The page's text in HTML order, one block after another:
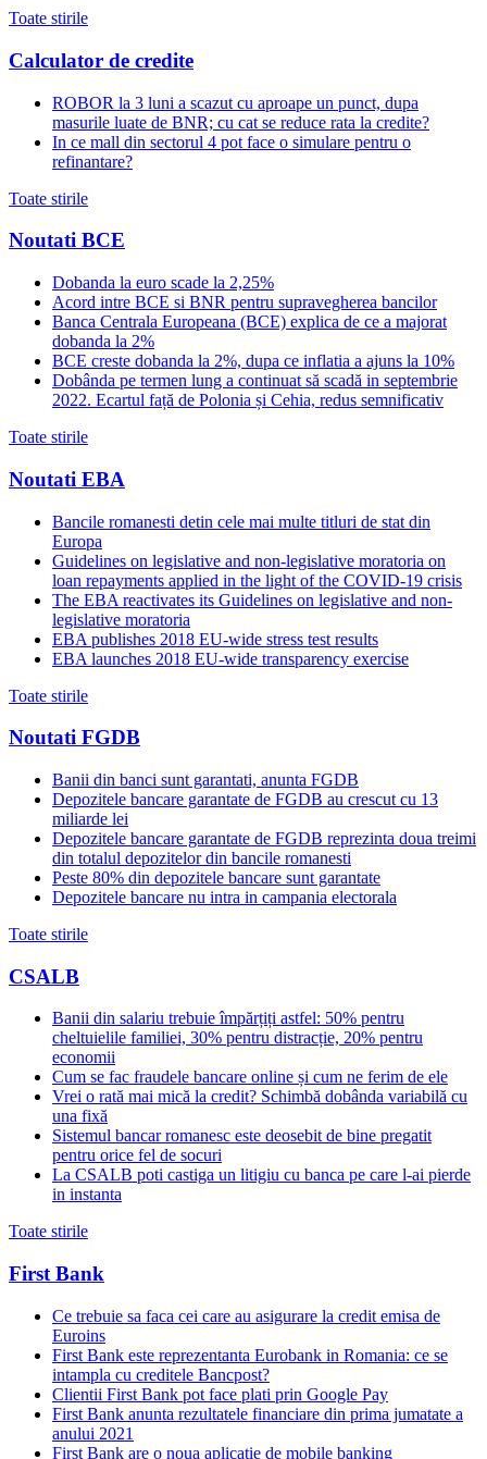
Toate stirile
Calculator de credite
ROBOR la 3 luni a scazut cu aproape un punct, dupa
masurile luate de BNR; cu cat se reduce rata la credite?
In ce mall din sectorul 4 pot face o simulare pentru o
refinantare?
Toate stirile
Noutati BCE
Dobanda la euro scade la 2,25%
Acord intre BCE si BNR pentru supravegherea bancilor
Banca Centrala Europeana (BCE) explica de ce a majorat
dobanda la 2%
BCE creste dobanda la 2%, dupa ce inflatia a ajuns la 10%
Dobânda pe termen lung a continuat să scadă in septembrie
2022. Ecartul față de Polonia și Cehia, redus semnificativ
Toate stirile
Noutati EBA
Bancile romanesti detin cele mai multe titluri de stat din
Europa
Guidelines on legislative and non-legislative moratoria on
loan repayments applied in the light of the COVID-19 crisis
The EBA reactivates its Guidelines on legislative and non-
legislative moratoria
EBA publishes 2018 EU-wide stress test results
EBA launches 2018 EU-wide transparency exercise
Toate stirile
Noutati FGDB
Banii din banci sunt garantati, anunta FGDB
Depozitele bancare garantate de FGDB au crescut cu 13
miliarde lei
Depozitele bancare garantate de FGDB reprezinta doua treimi
din totalul depozitelor din bancile romanesti
Peste 80% din depozitele bancare sunt garantate
Depozitele bancare nu intra in campania electorala
Toate stirile
CSALB
Banii din salariu trebuie împărțiți astfel: 50% pentru
cheltuielile familiei, 30% pentru distracție, 20% pentru
economii
Cum se fac fraudele bancare online și cum ne ferim de ele
Vrei o rată mai mică la credit? Schimbă dobânda variabilă cu
una fixă
Sistemul bancar romanesc este deosebit de bine pregatit
pentru orice fel de socuri
La CSALB poti castiga un litigiu cu banca pe care l-ai pierde
in instanta
Toate stirile
First Bank
Ce trebuie sa faca cei care au asigurare la credit emisa de
Euroins
First Bank este reprezentanta Eurobank in Romania: ce se
intampla cu creditele Bancpost?
Clientii First Bank pot face plati prin Google Pay
First Bank anunta rezultatele financiare din prima jumatate a
anului 2021
First Bank are o noua aplicatie de mobile banking